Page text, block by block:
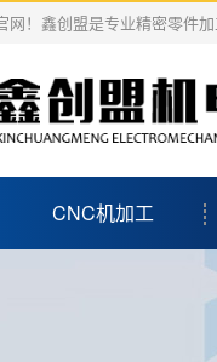
！鑫创盟是专业精密零件加
CNC机加工